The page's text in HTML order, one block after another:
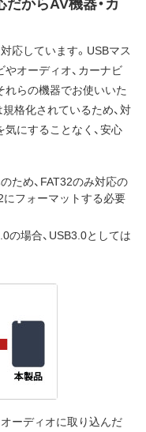
応しています。USBマス
オーディオ、カーナビ
らの機器でお使いいた
格化されているため、対
にすることなく、安心
ため、FAT32のみ対応の
フォーマットする必要
の場合、USB3.0としては
ーディオに取り込んだ